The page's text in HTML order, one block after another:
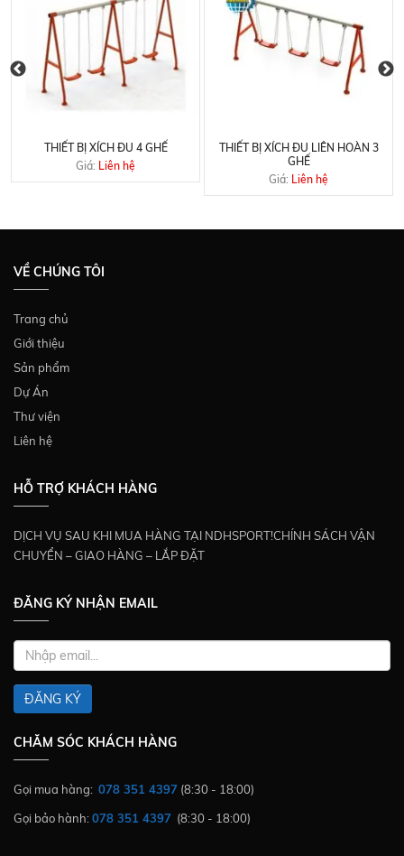
THIẾT BỊ XÍCH ĐU 4 GHẾ
Giá: Liên hệ
THIẾT BỊ XÍCH ĐU LIÊN HOÀN 3
GHẾ
Giá: Liên hệ
VỀ CHÚNG TÔI
Trang chủ
Giới thiệu
Sản phẩm
Dự Án
Thư viện
Liên hệ
HỖ TRỢ KHÁCH HÀNG
DỊCH VỤ SAU KHI MUA HÀNG TẠI NDHSPORT!CHÍNH SÁCH VẬN
CHUYỂN – GIAO HÀNG – LẮP ĐẶT
ĐĂNG KÝ NHẬN EMAIL
ĐĂNG KÝ
CHĂM SÓC KHÁCH HÀNG
Gọi mua hàng: 078 351 4397 (8:30 - 18:00)
Gọi bảo hành:078 351 4397 (8:30 - 18:00)